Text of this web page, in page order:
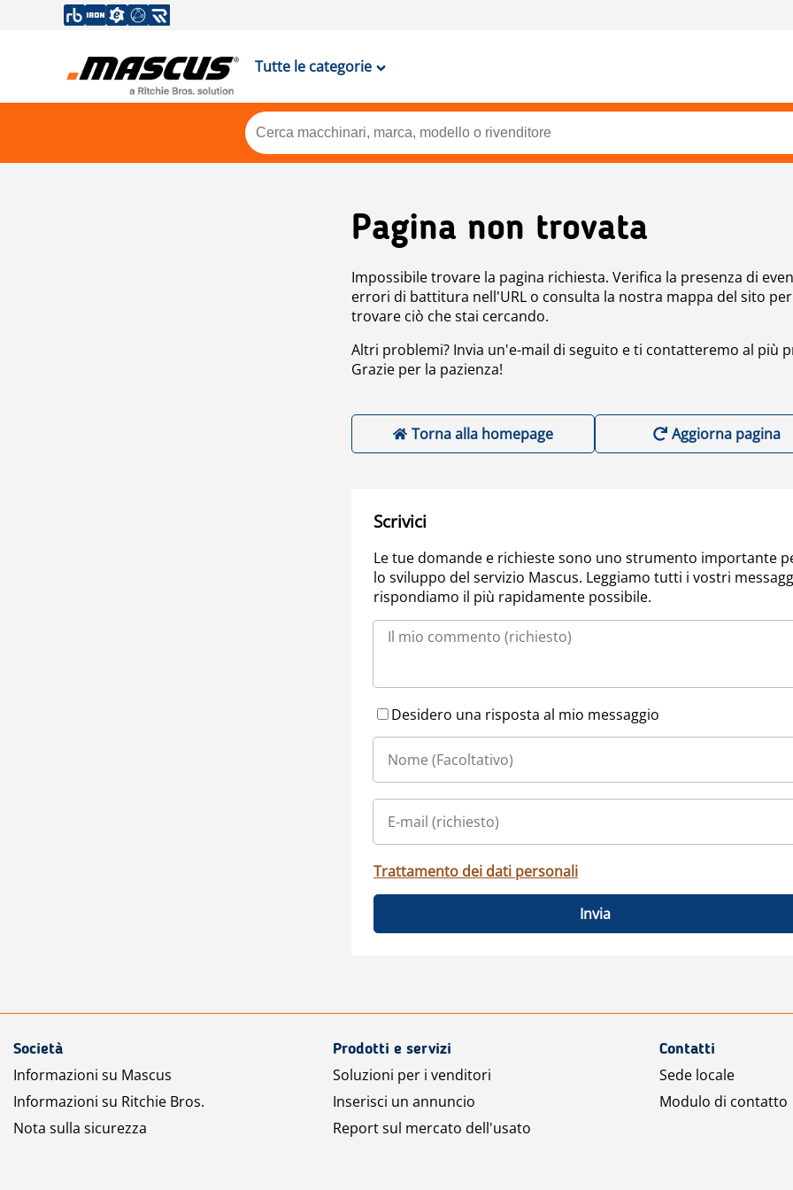
Tutte le categorie
Pagina non trovata
Impossibile trovare la pagina richiesta. Verifica la presenza di
errori di battitura nell'URL o consulta la nostra mappa del sito per
trovare ciò che stai cercando.
Altri problemi? Invia un'e-mail di seguito e ti contatteremo al più
Grazie per la pazienza!
Torna alla homepage Aggiorna pagina
Scrivici
Le tue domande e richieste sono uno strumento importante
lo sviluppo del servizio Mascus. Leggiamo tutti i vostri
rispondiamo il più rapidamente possibile.
Desidero una risposta al mio messaggio
Trattamento dei dati personali
Invia
Società
Informazioni su Mascus
Informazioni su Ritchie Bros.
Nota sulla sicurezza
Prodotti e servizi
Soluzioni per i venditori
Inserisci un annuncio
Report sul mercato dell'usato
Contatti
Sede locale
Modulo di contatto